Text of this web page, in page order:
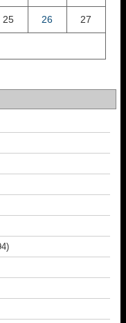
25 26 27